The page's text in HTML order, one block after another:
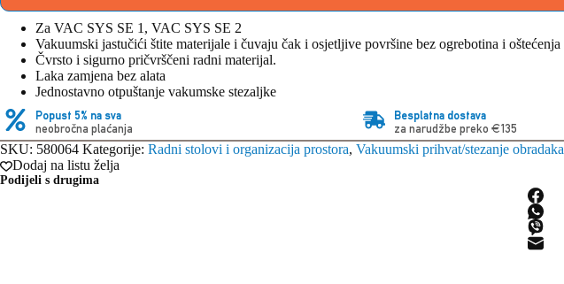
Za VAC SYS SE 1, VAC SYS SE 2
Vakuumski jastučići štite materijale i čuvaju čak i osjetljive površine bez ogrebotina i oštećenja
Čvrsto i sigurno pričvrščeni radni materijal.
Laka zamjena bez alata
Jednostavno otpuštanje vakumske stezaljke
Popust 5% na sva
neobročna plaćanja
Besplatna dostava
za narudžbe preko €135
SKU: 580064 Kategorije: Radni stolovi i organizacija prostora, Vakuumski prihvat/stezanje obradaka
Dodaj na listu želja
Podijeli s drugima